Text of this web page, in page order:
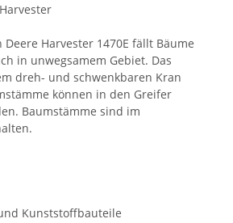
Deere Harvester 1470E fällt Bäume
in unwegsamem Gebiet. Das
dreh- und schwenkbaren Kran
können in den Greifer
Baumstämme sind im
Kunststoffbauteile